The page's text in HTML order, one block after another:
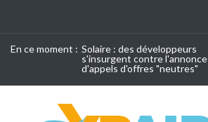
En ce moment : Solaire : des développeurs
s'insurgent contre l'annonce
d'appels d'offres "neutres"